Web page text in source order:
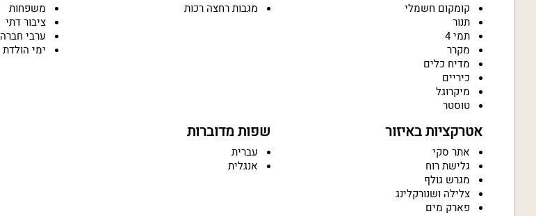
קומקום חשמלי
תנור
תמי 4
מקרר
מדיח כלים
כיריים
מיקרוגל
טוסטר
מגבות רחצה רכות
משפחות
ציבור דתי
ערבי חברה
ימי הולדת
אטרקציות באיזור
אתר סקי
גלישת רוח
מגרש גולף
צלילה ושנורקלינג
פארק מים
שפות מדוברות
עברית
אנגלית